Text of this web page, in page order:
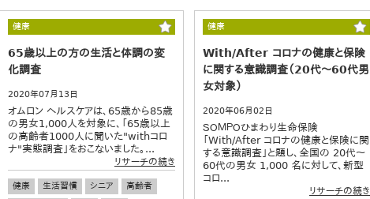
健康
65歳以上の方の生活と体調の変
化調査
2020年07月13日
オムロン ヘルスケアは、65歳から85歳
の男女1,000人を対象に、「65歳以上
の高齢者1000人に聞いた"withコロ
ナ"実態調査」をおこないました。...
リサーチの続き
健康 生活習慣 シニア
高齢者
健康
With/After コロナの健康と保険
に関する意識調査（20代～60代男
女対象）
2020年06月02日
ＳＯＭＰＯひまわり生命保険
「With/After コロナの健康と保険に関
する意識調査」と題し、全国の 20代～
60代の男女 1,000 名に対して、新型
コロ...
リサーチの続き